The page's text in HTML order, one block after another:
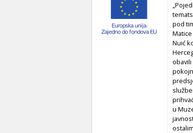
pod
Nuić
u